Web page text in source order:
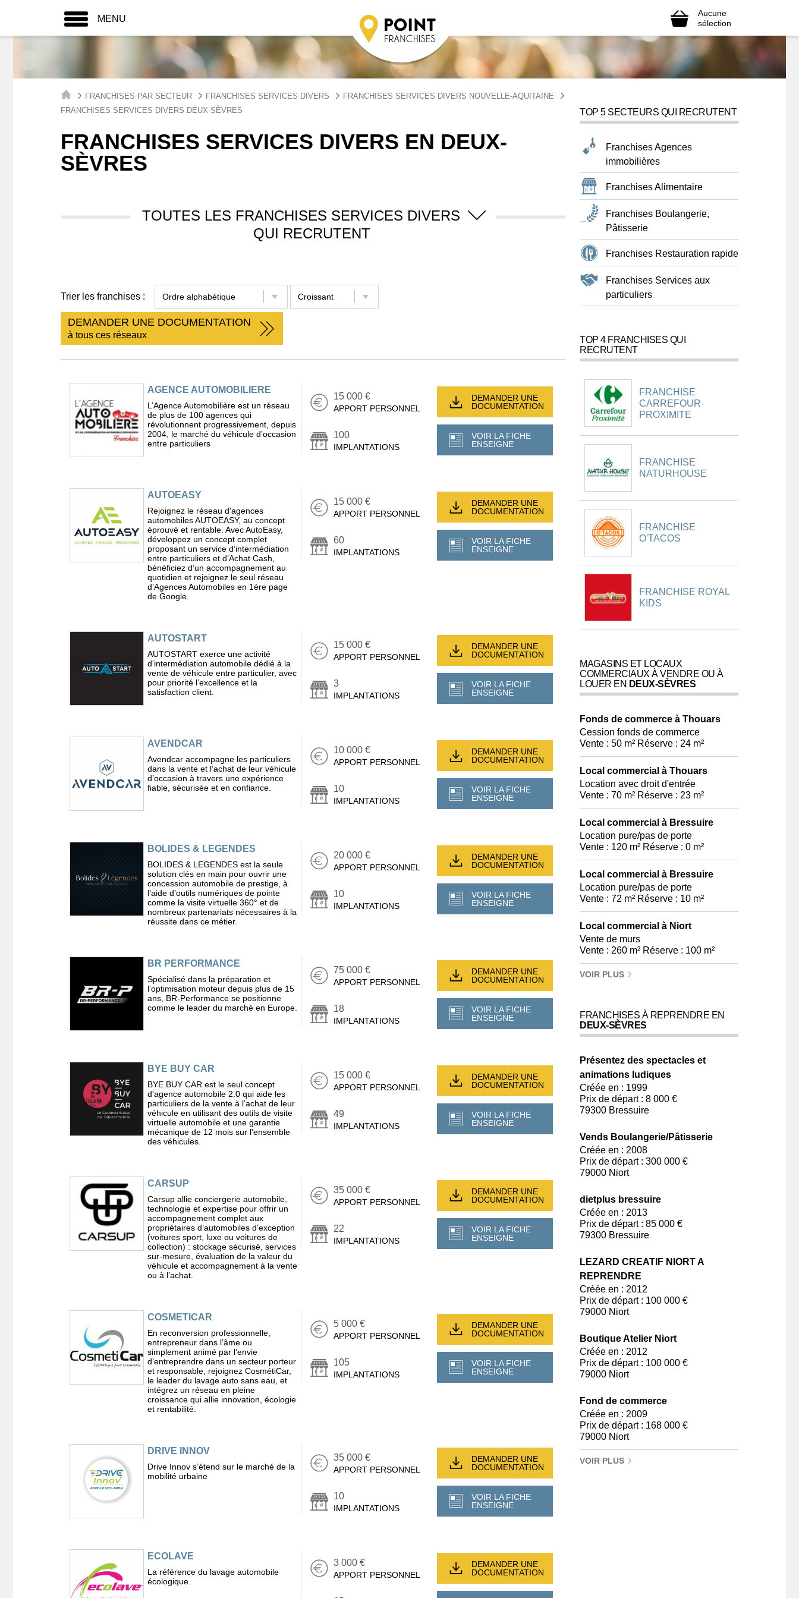
MENU
Aucune
sélection
FRANCHISES PAR SECTEUR FRANCHISES SERVICES DIVERS
FRANCHISES SERVICES DIVERS NOUVELLE-AQUITAINE
FRANCHISES SERVICES DIVERS DEUX-SÈVRES
FRANCHISES SERVICES DIVERS EN DEUX-
SÈVRES
TOUTES LES FRANCHISES SERVICES DIVERS
QUI RECRUTENT
Trier les franchises :
DEMANDER UNE DOCUMENTATION
à tous ces réseaux
AGENCE AUTOMOBILIERE
L’Agence Automobilière est un réseau
de plus de 100 agences qui
révolutionnent progressivement, depuis
2004, le marché du véhicule d’occasion
entre particuliers
15 000 €
APPORT PERSONNEL
100
IMPLANTATIONS
DEMANDER UNE
DOCUMENTATION
VOIR LA FICHE
ENSEIGNE
AUTOEASY
Rejoignez le réseau d'agences
automobiles AUTOEASY, au concept
éprouvé et rentable. Avec AutoEasy,
développez un concept complet
proposant un service d’intermédiation
entre particuliers et d’Achat Cash,
bénéficiez d’un accompagnement au
quotidien et rejoignez le seul réseau
d’Agences Automobiles en 1ère page
de Google.
15 000 €
APPORT PERSONNEL
60
IMPLANTATIONS
DEMANDER UNE
DOCUMENTATION
VOIR LA FICHE
ENSEIGNE
AUTOSTART
AUTOSTART exerce une activité
d'intermédiation automobile dédié à la
vente de véhicule entre particulier, avec
pour priorité l’excellence et la
satisfaction client.
15 000 €
APPORT PERSONNEL
3
IMPLANTATIONS
DEMANDER UNE
DOCUMENTATION
VOIR LA FICHE
ENSEIGNE
AVENDCAR
Avendcar accompagne les particuliers
dans la vente et l’achat de leur véhicule
d’occasion à travers une expérience
fiable, sécurisée et en confiance.
10 000 €
APPORT PERSONNEL
10
IMPLANTATIONS
DEMANDER UNE
DOCUMENTATION
VOIR LA FICHE
ENSEIGNE
BOLIDES & LEGENDES
BOLIDES & LEGENDES est la seule
solution clés en main pour ouvrir une
concession automobile de prestige, à
l’aide d’outils numériques de pointe
comme la visite virtuelle 360° et de
nombreux partenariats nécessaires à la
réussite dans ce métier.
20 000 €
APPORT PERSONNEL
10
IMPLANTATIONS
DEMANDER UNE
DOCUMENTATION
VOIR LA FICHE
ENSEIGNE
BR PERFORMANCE
Spécialisé dans la préparation et
l’optimisation moteur depuis plus de 15
ans, BR-Performance se positionne
comme le leader du marché en Europe.
75 000 €
APPORT PERSONNEL
18
IMPLANTATIONS
DEMANDER UNE
DOCUMENTATION
VOIR LA FICHE
ENSEIGNE
BYE BUY CAR
BYE BUY CAR est le seul concept
d'agence automobile 2.0 qui aide les
particuliers de la vente à l’achat de leur
véhicule en utilisant des outils de visite
virtuelle automobile et une garantie
mécanique de 12 mois sur l'ensemble
des véhicules.
15 000 €
APPORT PERSONNEL
49
IMPLANTATIONS
DEMANDER UNE
DOCUMENTATION
VOIR LA FICHE
ENSEIGNE
CARSUP
Carsup allie conciergerie automobile,
technologie et expertise pour offrir un
accompagnement complet aux
propriétaires d’automobiles d’exception
(voitures sport, luxe ou voitures de
collection) : stockage sécurisé, services
sur-mesure, évaluation de la valeur du
véhicule et accompagnement à la vente
ou à l’achat.
35 000 €
APPORT PERSONNEL
22
IMPLANTATIONS
DEMANDER UNE
DOCUMENTATION
VOIR LA FICHE
ENSEIGNE
COSMETICAR
En reconversion professionnelle,
entrepreneur dans l’âme ou
simplement animé par l’envie
d’entreprendre dans un secteur porteur
et responsable, rejoignez CosmétiCar,
le leader du lavage auto sans eau, et
intégrez un réseau en pleine
croissance qui allie innovation, écologie
et rentabilité.
5 000 €
APPORT PERSONNEL
105
IMPLANTATIONS
DEMANDER UNE
DOCUMENTATION
VOIR LA FICHE
ENSEIGNE
DRIVE INNOV
Drive Innov s’étend sur le marché de la
mobilité urbaine
35 000 €
APPORT PERSONNEL
10
IMPLANTATIONS
DEMANDER UNE
DOCUMENTATION
VOIR LA FICHE
ENSEIGNE
ECOLAVE
La référence du lavage automobile
écologique.
3 000 €
APPORT PERSONNEL
DEMANDER UNE
DOCUMENTATION
TOP 5 SECTEURS QUI RECRUTENT
Franchises Agences
immobilières
Franchises Alimentaire
Franchises Boulangerie,
Pâtisserie
Franchises Restauration rapide
Franchises Services aux
particuliers
TOP 4 FRANCHISES QUI
RECRUTENT
FRANCHISE
CARREFOUR
PROXIMITE
FRANCHISE
NATURHOUSE
FRANCHISE
O'TACOS
FRANCHISE ROYAL
KIDS
MAGASINS ET LOCAUX
COMMERCIAUX À VENDRE OU À
LOUER EN DEUX-SÈVRES
Fonds de commerce à Thouars
Cession fonds de commerce
Vente : 50 m² Réserve : 24 m²
Local commercial à Thouars
Location avec droit d'entrée
Vente : 70 m² Réserve : 23 m²
Local commercial à Bressuire
Location pure/pas de porte
Vente : 120 m² Réserve : 0 m²
Local commercial à Bressuire
Location pure/pas de porte
Vente : 72 m² Réserve : 10 m²
Local commercial à Niort
Vente de murs
Vente : 260 m² Réserve : 100 m²
VOIR PLUS
FRANCHISES À REPRENDRE EN
DEUX-SÈVRES
Présentez des spectacles et
animations ludiques
Créée en : 1999
Prix de départ : 8 000 €
79300 Bressuire
Vends Boulangerie/Pâtisserie
Créée en : 2008
Prix de départ : 300 000 €
79000 Niort
dietplus bressuire
Créée en : 2013
Prix de départ : 85 000 €
79300 Bressuire
LEZARD CREATIF NIORT A
REPRENDRE
Créée en : 2012
Prix de départ : 100 000 €
79000 Niort
Boutique Atelier Niort
Créée en : 2012
Prix de départ : 100 000 €
79000 Niort
Fond de commerce
Créée en : 2009
Prix de départ : 168 000 €
79000 Niort
VOIR PLUS